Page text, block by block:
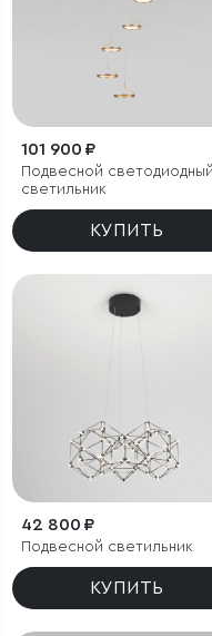
101 900 ₽
Подвесной светодиодный
светильник
КУПИТЬ
42 800 ₽
Подвесной светильник
КУПИТЬ